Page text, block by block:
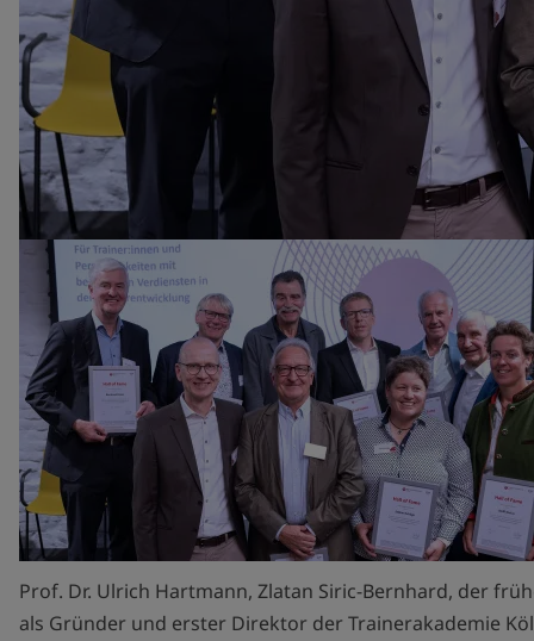
Prof. Dr. Ulrich Hartmann, Zlatan Siric-Bernhard, der
als Gründer und erster Direktor der Trainerakademie